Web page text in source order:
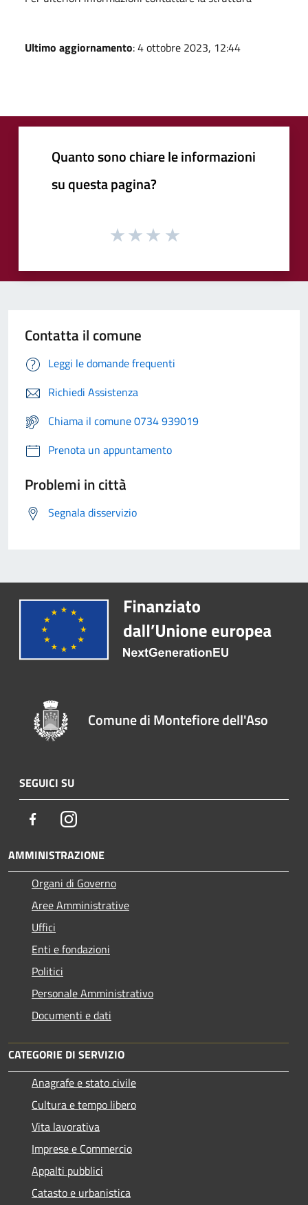
Ultimo aggiornamento: 4 ottobre 2023, 12:44
Quanto sono chiare le informazioni
su questa pagina?
Contatta il comune
Leggi le domande frequenti
Richiedi Assistenza
Chiama il comune 0734 939019
Prenota un appuntamento
Problemi in città
Segnala disservizio
Comune di Montefiore dell'Aso
SEGUICI SU
FacebookInstagram
AMMINISTRAZIONE
Organi di Governo
Aree Amministrative
Uffici
Enti e fondazioni
Politici
Personale Amministrativo
Documenti e dati
CATEGORIE DI SERVIZIO
Anagrafe e stato civile
Cultura e tempo libero
Vita lavorativa
Imprese e Commercio
Appalti pubblici
Catasto e urbanistica